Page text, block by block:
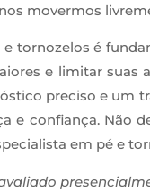
movermos
tornozelos é
e limitar suas
preciso e um
e confiança. Não
em pé e